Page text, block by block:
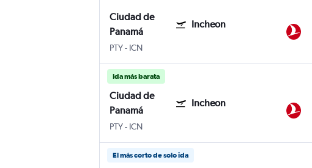
Ciudad de
Panamá
Incheon
PTY- ICN
Ida más barata
Ciudad de
Panamá
Incheon
PTY- ICN
El más corto de solo ida